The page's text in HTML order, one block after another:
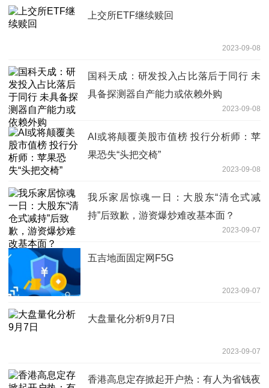
上交所ETF继续赎回
2023-09-08
国科天成：研发投入占比落后于同行 未
具备探测器自产能力或依赖外购
2023-09-08
AI或将颠覆美股市值榜 投行分析师：苹
果恐失“头把交椅”
2023-09-08
我乐家居惊魂一日：大股东“清仓式减
持”后致歉，游资爆炒难改基本面？
2023-09-07
五吉地面固定网F5G
2023-09-07
大盘量化分析9月7日
2023-09-07
香港高息定存掀起开户热：有人为省钱夜